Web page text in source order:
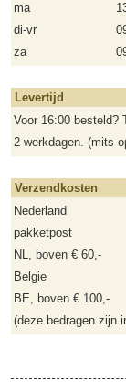
ma
di-vr
za
Levertijd
Voor 16:00 besteld?
2 werkdagen. (mits
Verzendkosten
Nederland
pakketpost
NL, boven € 60,-
Belgie
BE, boven € 100,-
(deze bedragen zijn